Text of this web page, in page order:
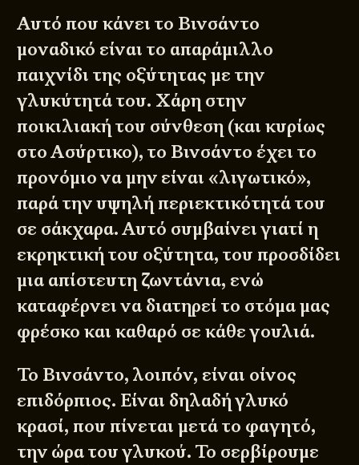
Αυτό που κάνει το Βινσάντο
μοναδικό είναι το απαράμιλλο
παιχνίδι της οξύτητας με την
γλυκύτητά του. Χάρη στην
ποικιλιακή του σύνθεση (και κυρίως
στο Ασύρτικο), το Βινσάντο έχει το
προνόμιο να μην είναι «λιγωτικό»,
παρά την υψηλή περιεκτικότητά του
σε σάκχαρα. Αυτό συμβαίνει γιατί η
εκρηκτική του οξύτητα, του προσδίδει
μια απίστευτη ζωντάνια, ενώ
καταφέρνει να διατηρεί το στόμα μας
φρέσκο και καθαρό σε κάθε γουλιά.
Το Βινσάντο, λοιπόν, είναι οίνος
επιδόρπιος. Είναι δηλαδή γλυκό
κρασί, που πίνεται μετά το φαγητό,
την ώρα του γλυκού. Το σερβίρουμε